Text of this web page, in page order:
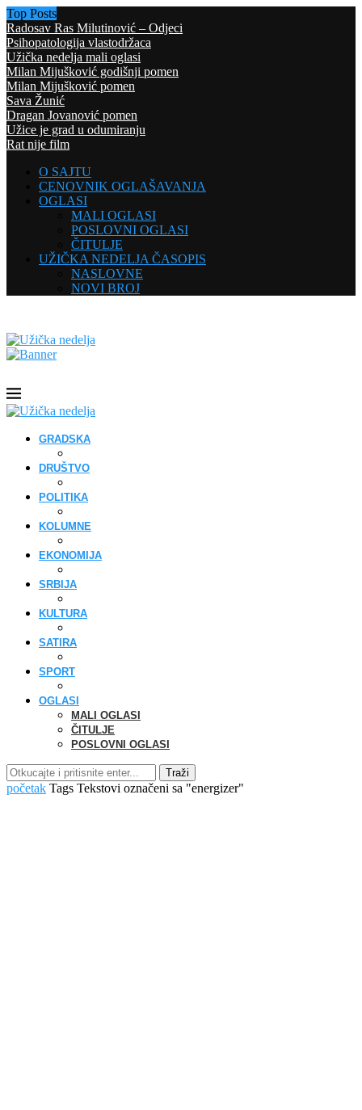
Top Posts
Radosav Ras Milutinović – Odjeci
Psihopatologija vlastodržaca
Užička nedelja mali oglasi
Milan Mijušković godišnji pomen
Milan Mijušković pomen
Sava Žunić
Dragan Jovanović pomen
Užice je grad u odumiranju
Rat nije film
O SAJTU
CENOVNIK OGLAŠAVANJA
OGLASI
MALI OGLASI
POSLOVNI OGLASI
ČITULJE
UŽIČKA NEDELJA ČASOPIS
NASLOVNE
NOVI BROJ
GRADSKA
DRUŠTVO
POLITIKA
KOLUMNE
EKONOMIJA
SRBIJA
KULTURA
SATIRA
SPORT
OGLASI
MALI OGLASI
ČITULJE
POSLOVNI OGLASI
Traži
početak Tags Tekstovi označeni sa "energizer"